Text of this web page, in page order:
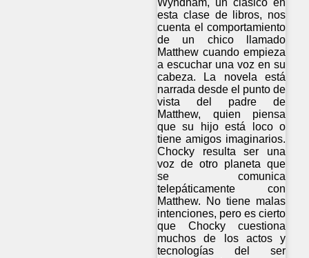
esta clase de libros, nos
cuenta el comportamiento
de un chico llamado
Matthew cuando empieza
a escuchar una voz en su
cabeza. La novela está
narrada desde el punto de
vista del padre de
Matthew, quien piensa
que su hijo está loco o
tiene amigos imaginarios.
Chocky resulta ser una
voz de otro planeta que
se comunica
telepáticamente con
Matthew. No tiene malas
intenciones, pero es cierto
que Chocky cuestiona
muchos de los actos y
tecnologías del ser